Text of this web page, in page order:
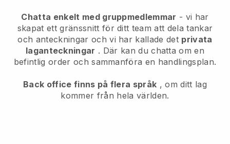
Chatta enkelt med gruppmedlemmar - vi har
skapat ett gränssnitt för ditt team att dela tankar
och anteckningar och vi har kallade det privata
laganteckningar . Där kan du chatta om en
befintlig order och sammanföra en handlingsplan.
Back office finns på flera språk , om ditt lag
kommer från hela världen.